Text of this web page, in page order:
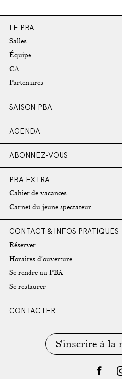
LE PBA
Salles
Équipe
CA
Partenaires
SAISON PBA
AGENDA
ABONNEZ-VOUS
PBA EXTRA
Cahier de vacances
Carnet du jeune spectateur
CONTACT & INFOS PRATIQUES
Réserver
Horaires d’ouverture
Se rendre au PBA
Se restaurer
CONTACTER
S'inscrire à la